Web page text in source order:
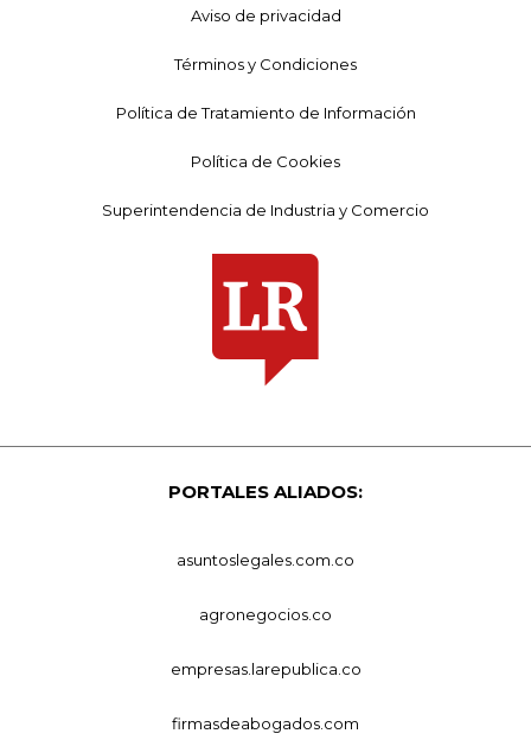
Aviso de privacidad
Términos y Condiciones
Política de Tratamiento de Información
Política de Cookies
Superintendencia de Industria y Comercio
PORTALES ALIADOS:
asuntoslegales.com.co
agronegocios.co
empresas.larepublica.co
firmasdeabogados.com